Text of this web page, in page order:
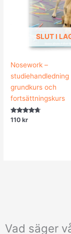
SLUT I
Nosework –
studiehandledning
grundkurs och
fortsättningskurs
Betygsatt
4.50
110kr
Vad säger